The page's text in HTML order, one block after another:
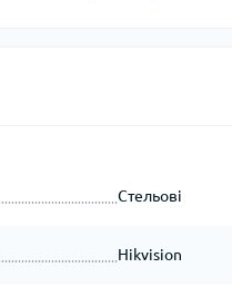
Стельові
Hikvision